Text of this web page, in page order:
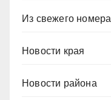
Из свежего номера
Новости края
Новости района